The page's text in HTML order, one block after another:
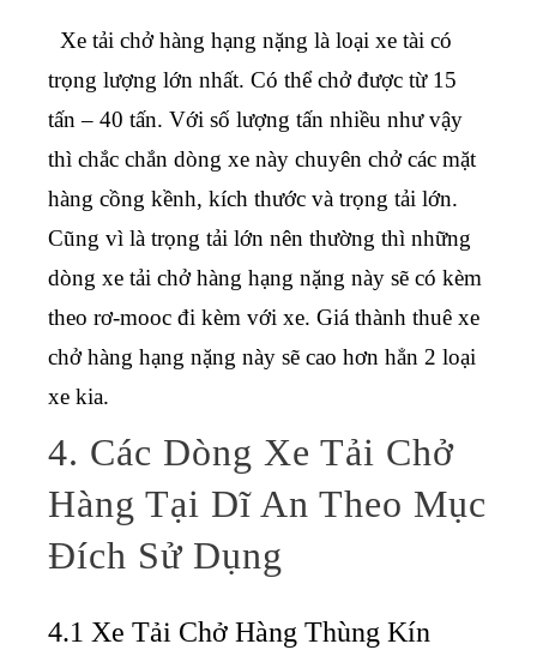
Xe tải chở hàng hạng nặng là loại xe tài có
trọng lượng lớn nhất. Có thể chở được từ 15
tấn – 40 tấn. Với số lượng tấn nhiều như vậy
thì chắc chắn dòng xe này chuyên chở các mặt
hàng cồng kềnh, kích thước và trọng tải lớn.
Cũng vì là trọng tải lớn nên thường thì những
dòng xe tải chở hàng hạng nặng này sẽ có kèm
theo rơ-mooc đi kèm với xe. Giá thành thuê xe
chở hàng hạng nặng này sẽ cao hơn hẳn 2 loại
xe kia.
4. Các Dòng Xe Tải Chở
Hàng Tại Dĩ An Theo Mục
Đích Sử Dụng
4.1 Xe Tải Chở Hàng Thùng Kín